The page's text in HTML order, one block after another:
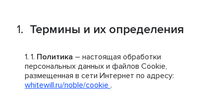
Термины и их определения
Политика – настоящая обработки
персональных данных и файлов Cookie,
размещенная в сети Интернет по адресу:
whitewill.ru/noble/cookie .